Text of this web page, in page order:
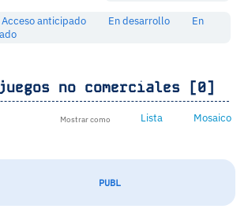
Acceso anticipado En desarrollo
En
no comerciales [0]
Mostrar como Lista Mosaico
PUBL